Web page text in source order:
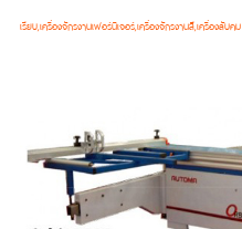
เรียบ,เครื่องจักรงานเฟอร์นิเจอร์,เครื่องจักรงานสี,เครื่องลับคม